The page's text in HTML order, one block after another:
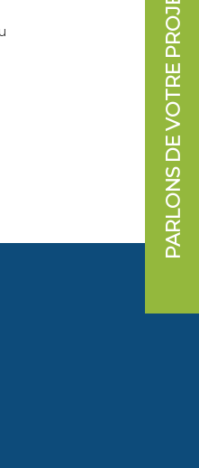
PARLONS DE VOTRE PROJET